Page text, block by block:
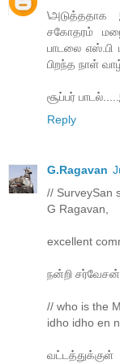
சகோதரம்
பாடலை எஸ்.பி
பிறந்த நாள்
சூப்பர்
Reply
G.Ragavan
// SurveySan
G Ragavan,
excellent
நன்றி
// who is the
idho idho en